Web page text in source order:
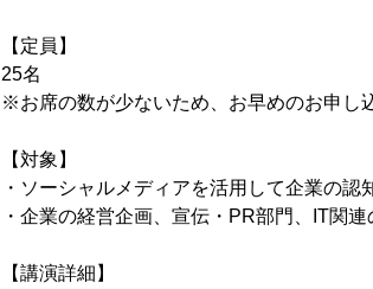
【定員】
25名
※お席の数が少ないため、お早めのお申し
【対象】
・ソーシャルメディアを活用して企業の認
・企業の経営企画、宣伝・PR部門、IT関
【講演詳細】